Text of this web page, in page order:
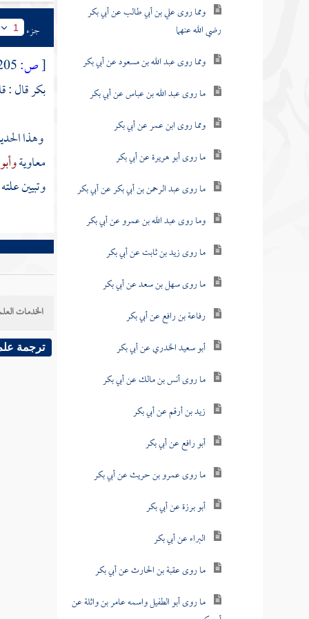
ومما روى علي بن أبي طالب عن أبي بكر
رضي الله عنهما
ومما روى عبد الله بن مسعود عن أبي بكر
ما روى عبد الله بن عباس عن أبي بكر
ومما روى ابن عمر عن أبي بكر
ما روى أبو هريرة عن أبي بكر
ما روى عبد الرحمن بن أبي بكر عن أبي بكر
وما روى عبد الله بن عمرو عن أبي بكر
ما روى زيد بن ثابت عن أبي بكر
ما روى سهل بن سعد عن أبي بكر
رفاعة بن رافع عن أبي بكر
أبو سعيد الخدري عن أبي بكر
ما روى أنس بن مالك عن أبي بكر
زيد بن أرقم عن أبي بكر
أبو رافع عن أبي بكر
ما روى عمرو بن حريث عن أبي بكر
أبو برزة عن أبي بكر
البراء عن أبي بكر
ما روى عقبة بن الحارث عن أبي بكر
ما روى أبو الطفيل واسمه عامر بن واثلة عن
جزء 1
[ص:
بكرقال :
وهذا
معاوية
وتبيين
الخدمات
ترجمة